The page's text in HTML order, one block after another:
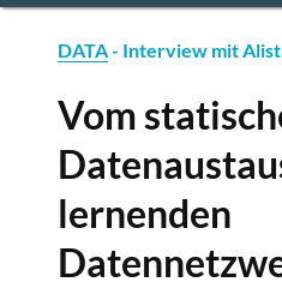
DATA- Interview mit
Vom
lernenden